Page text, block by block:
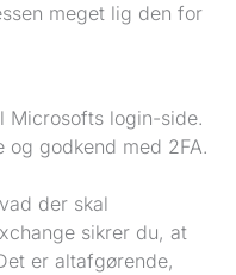
meget lig den for
Microsofts login-side.
og godkend med 2FA.
der skal
sikrer du, at
er altafgørende,